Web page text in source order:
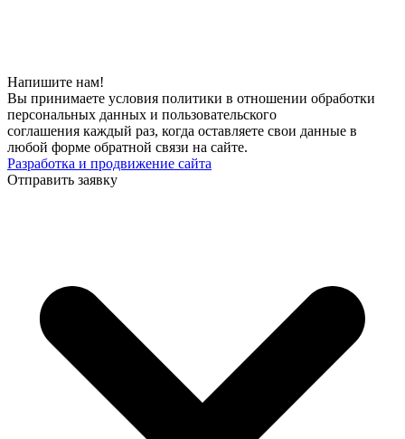
Напишите нам!
Вы принимаете условия политики в отношении обработки
персональных данных и пользовательского
соглашения каждый раз, когда оставляете свои данные в
любой форме обратной связи на сайте.
Разработка и продвижение сайта
Отправить заявку